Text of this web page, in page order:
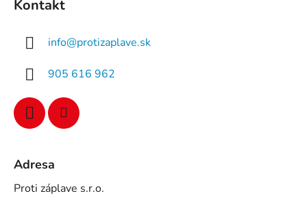
Kontakt
info@protizaplave.sk
905 616 962
Adresa
Proti záplave s.r.o.